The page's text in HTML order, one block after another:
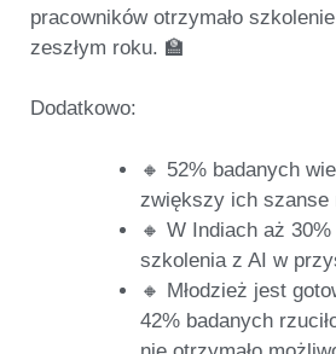
pracowników otrzymało
zeszłym roku. 🏫
Dodatkowo:
🔸 52% badanych
zwiększy ich szanse
🔸 W Indiach aż
szkolenia z AI w
🔸 Młodzież jest
42% badanych